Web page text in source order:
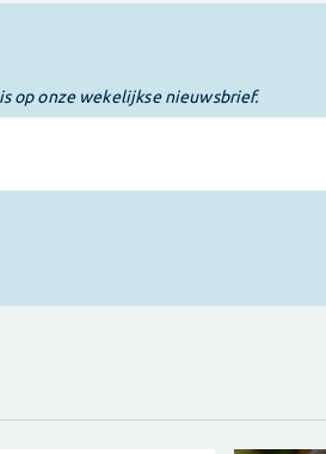
op onze wekelijkse nieuwsbrief.